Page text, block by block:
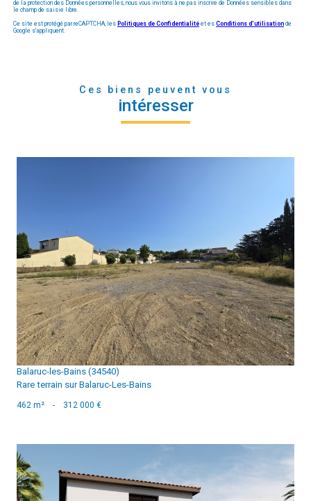
de la protection des Données personnelles, nous vous invitons à ne pas inscrire de Données sensibles dans
le champ de saisie libre.
Ce site est protégé par reCAPTCHA, les Politiques de Confidentialité et es Conditions d'utilisation de
Google s'appliquent.
Ces biens peuvent vous
intéresser
voir le bien
Balaruc-les-Bains (34540)
Rare terrain sur Balaruc-Les-Bains
462 m² - 312 000 €